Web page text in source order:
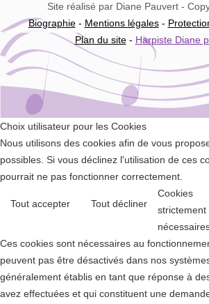
Site réalisé par Diane Pauvert -
Biographie- Mentions légales-
Plan du site- Harpiste Diane
Choix utilisateur pour les Cookies
Nous utilisons des cookies afin de vous
possibles. Si vous déclinez l'utilisation de ces
pourrait ne pas fonctionner correctement.
Tout accepter Tout décliner
Cookies
strictement
Ces cookies sont nécessaires au
peuvent pas être désactivés dans nos
généralement établis en tant que réponse à
avez effectuées et qui constituent une